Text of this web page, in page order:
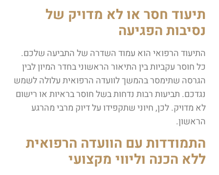
תיעוד חסר או לא מדויק של
נסיבות הפגיעה
התיעוד הרפואי הוא עמוד השדרה של התביעה שלכם.
כל חוסר עקביות בין התיאור הראשוני בחדר המיון לבין
הגרסה שתימסר בהמשך לוועדה הרפואית עלולה לשמש
נגדכם. תביעות רבות נדחות בשל חוסר בראיות או רישום
לא מדויק. לכן, חיוני שתקפידו על דיוק מרבי מהרגע
הראשון.
התמודדות עם הוועדה הרפואית
ללא הכנה וליווי מקצועי